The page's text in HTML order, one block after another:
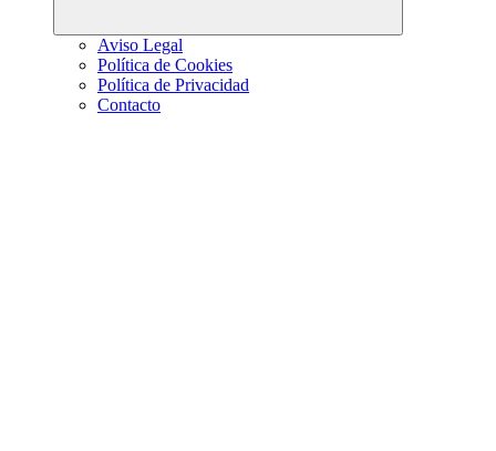
Aviso Legal
Política de Cookies
Política de Privacidad
Contacto